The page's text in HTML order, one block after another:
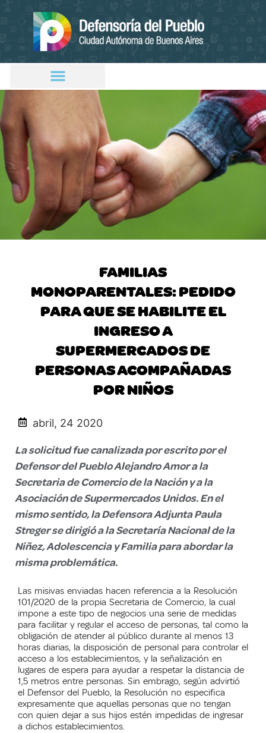
FAMILIAS
MONOPARENTALES: PEDIDO
PARA QUE SE HABILITE EL
INGRESO A
SUPERMERCADOS DE
PERSONAS ACOMPAÑADAS
POR NIÑOS
abril, 24 2020
La solicitud fue canalizada por escrito por el
Defensor del Pueblo Alejandro Amor a la
Secretaria de Comercio de la Nación y a la
Asociación de Supermercados Unidos. En el
mismo sentido, la Defensora Adjunta Paula
Streger se dirigió a la Secretaría Nacional de la
Niñez, Adolescencia y Familia para abordar la
misma problemática.
Las misivas enviadas hacen referencia a la Resolución
101/2020 de la propia Secretaria de Comercio, la cual
impone a este tipo de negocios una serie de medidas
para facilitar y regular el acceso de personas, tal como la
obligación de atender al público durante al menos 13
horas diarias, la disposición de personal para controlar el
acceso a los establecimientos, y la señalización en
lugares de espera para ayudar a respetar la distancia de
1,5 metros entre personas. Sin embrago, según advirtió
el Defensor del Pueblo, la Resolución no especifica
expresamente que aquellas personas que no tengan
con quien dejar a sus hijos estén impedidas de ingresar
a dichos establecimientos.